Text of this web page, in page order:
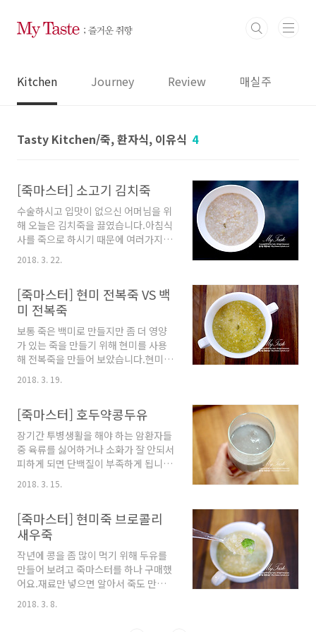
Kitchen Journey Review 매실주
Tasty Kitchen/죽, 환자식, 이유식 4
[죽마스터] 소고기 김치죽
수술하시고 입맛이 없으신 어머님을 위
해 오늘은 김치죽을 끓였습니다.아침식
사를 죽으로 하시기 때문에 여러가지 재
료를 사용해서 영양이 부족하지 않도록
하고 있답니다.김장김치가 적당하게 잘
를 같이 넣어 단백질을 보충했습니다.
[재료] *계량은 죽마스터에 들어있는
쌀 60g 기준의 작은 컵입니다.쌀 2Cup
찹쌀 1/2 Cup잘게 썰은 김치 2Cup소
고기 갈은 것 1Cup (80g)육수
1000ml 먼저 육수를 만들어 둡니다.저
는 다시마, 멸치한줌, 새우머리 등을 물
고에 있는 자투리 채소를 이용하시면 되
요.센불로 끓어오르면 중불로 줄여 육
수가 2/3정도로 줄어들도록 뭉근하게
끓여 주시면 됩니다.거름보에 깨끗이
걸러 1000ml 육수를..
2018. 3. 22.
[죽마스터] 현미 전복죽 VS 백
미 전복죽
보통 죽은 백미로 만들지만 좀 더 영양
가 있는 죽을 만들기 위해 현미를 사용
해 전복죽을 만들어 보았습니다.현미죽
은 백미죽처럼 잘 퍼지지 않기 때문에
죽을 만들기 전에 충분히 불려 주어야
끓여 완전히 퍼지게 해주어야 하는 수고
로움이 좀 있죠....어머님께 보내드릴 전
복죽은 현미로 만들고, 식구들 먹을 전
복죽은 전복 내장을 넣어 백미로도 만들
어 보았답니다.먼저 현미 전복죽이에
요. [재료] *계량은 죽마스터에 들어있
대자 2개현미쌀 + 현미찹쌀 3컵
(180g)쇠미역 10g소금 1/2작은술들
기름 1큰술물 1000ml 먼저 현미와 현
미찹쌀을 반씩 섞어 60g 기준의 작은
컵으로 3컵 정도 물에 충분히 불려 줍니
다. 전복을 깨끗이 손질..
2018. 3. 19.
[죽마스터] 호두약콩두유
장기간 투병생활을 해야 하는 암환자들
중 육류를 싫어하거나 소화가 잘 안되서
피하게 되면 단백질이 부족하게 됩니
다.그래서 다른 식품을 통해 단백질을
보충해 줘야 하는데 두부나 두유, 청국
자들 뿐만 아니라 저도 개인적인 식성
때문에 고기류를 잘 안먹어서 될 수 있
으면 식물성 단백질이라도 많이 섭취하
려고 노력한답니다. 콩 중에서 쥐눈이
콩은 영양가가 일반 서리태보다 훨씬 뛰
어나고 해독작용도 있어 '약콩'이라고
도 불립니다.쥐눈이콩에 호두와 검정깨
2018. 3. 15.
[죽마스터] 현미죽 브로콜리
새우죽
작년에 콩을 좀 많이 먹기 위해 두유를
만들어 보려고 죽마스터를 하나 구매했
어요.재료만 넣으면 알아서 죽도 만들
고 두유도 만들고 이유식도 만들어주는
신통방통한 녀석이더라구요...하지만
2018. 3. 8.